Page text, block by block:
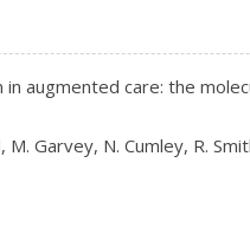
in augmented care: the
Garvey, N. Cumley, R.